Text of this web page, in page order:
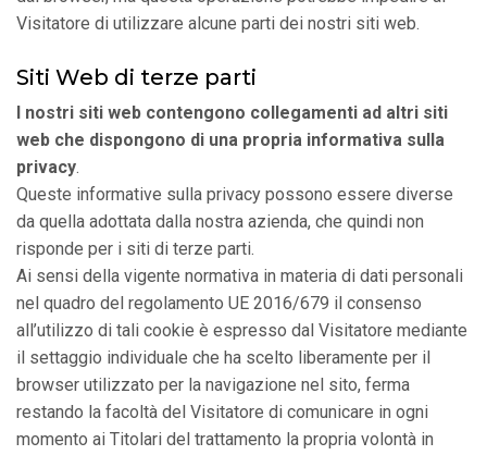
Visitatore di utilizzare alcune parti dei nostri siti web.
Siti Web di terze parti
I nostri siti web contengono collegamenti ad altri siti
web che dispongono di una propria informativa sulla
privacy.
Queste informative sulla privacy possono essere diverse
da quella adottata dalla nostra azienda, che quindi non
risponde per i siti di terze parti.
Ai sensi della vigente normativa in materia di dati personali
nel quadro del regolamento UE 2016/679 il consenso
all’utilizzo di tali cookie è espresso dal Visitatore mediante
il settaggio individuale che ha scelto liberamente per il
browser utilizzato per la navigazione nel sito, ferma
restando la facoltà del Visitatore di comunicare in ogni
momento ai Titolari del trattamento la propria volontà in